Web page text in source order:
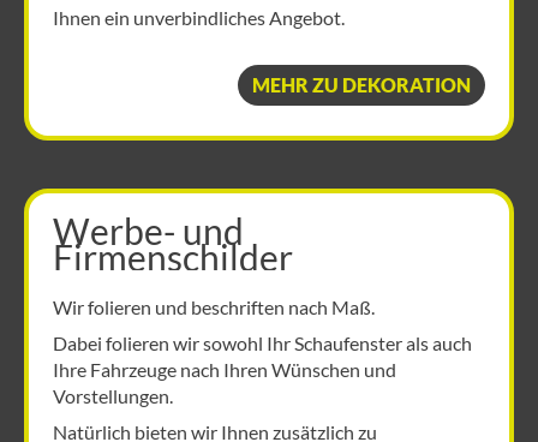
Ihnen ein unverbindliches Angebot.
MEHR ZU DEKORATION
Werbe- und
Firmenschilder
Wir folieren und beschriften nach Maß.
Dabei folieren wir sowohl Ihr Schaufenster als auch
Ihre Fahrzeuge nach Ihren Wünschen und
Vorstellungen.
Natürlich bieten wir Ihnen zusätzlich zu